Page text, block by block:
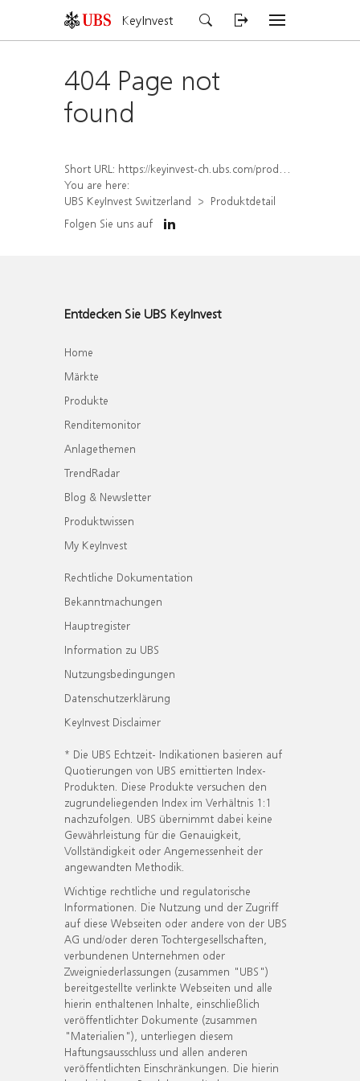
KeyInvest
404 Page not
found
Short URL: https://keyinvest-ch.ubs.com/produkt/detail/index/isin/CH1579649729
You are here:
UBS KeyInvest Switzerland
Produktdetail
Folgen Sie uns auf
Entdecken Sie UBS KeyInvest
Home
Märkte
Produkte
Renditemonitor
Anlagethemen
TrendRadar
Blog & Newsletter
Produktwissen
My KeyInvest
Rechtliche Dokumentation
Bekanntmachungen
Hauptregister
Information zu UBS
Nutzungsbedingungen
Datenschutzerklärung
KeyInvest Disclaimer
* Die UBS Echtzeit- Indikationen basieren auf
Quotierungen von UBS emittierten Index-
Produkten. Diese Produkte versuchen den
zugrundeliegenden Index im Verhältnis 1:1
nachzufolgen. UBS übernimmt dabei keine
Gewährleistung für die Genauigkeit,
Vollständigkeit oder Angemessenheit der
angewandten Methodik.
Wichtige rechtliche und regulatorische
Informationen. Die Nutzung und der Zugriff
auf diese Webseiten oder andere von der UBS
AG und/oder deren Tochtergesellschaften,
verbundenen Unternehmen oder
Zweigniederlassungen (zusammen "UBS")
bereitgestellte verlinkte Webseiten und alle
hierin enthaltenen Inhalte, einschließlich
veröffentlichter Dokumente (zusammen
"Materialien"), unterliegen diesem
Haftungsausschluss und allen anderen
veröffentlichten Einschränkungen. Die hierin